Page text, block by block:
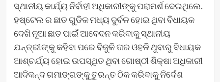
ସ୍ଥାନୀୟ କାର୍ଯ୍ୟ ନିର୍ବାହୀ ଅଧିକାରୀଙ୍କୁ ପରାମର୍ଶ ଦେଇଥିଲେ.
ହଷ୍ଟେଲ ର ଛାତ ଗୁଡିକ ମଧ୍ୟ ଦୁର୍ବଳ ହୋଇ ଥିବା ବିଧାୟକ
ଦେଖି ନୂଆ ଛାତ ପାଇଁ ଆବେଦନ କରିବାକୁ ସ୍ଥାନୀୟ
ଯନ୍ତ୍ରୀଙ୍କୁ କହିବା ପରେ ବିଜୁଳି ତାର ଓହଳି ଥୁବାରୁ ବିଧାୟକ
ଆଶ୍ଚର୍ଯ୍ୟ ହୋଇ ଉପସ୍ଥିତ ଥିବା ଗୋଷ୍ଠୀ ଶିକ୍ଷା ଅଧିକାରୀ
ଆଦିକନ୍ଦ ଗମାଙ୍ଗଙ୍କୁ ତୁରନ୍ତ ଠିକ କରିବାକୁ ନିର୍ଦେଶ